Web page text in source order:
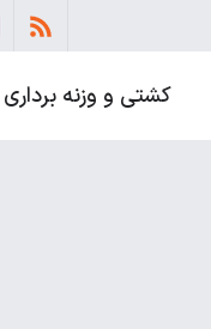
کشتی و وزنه برداری